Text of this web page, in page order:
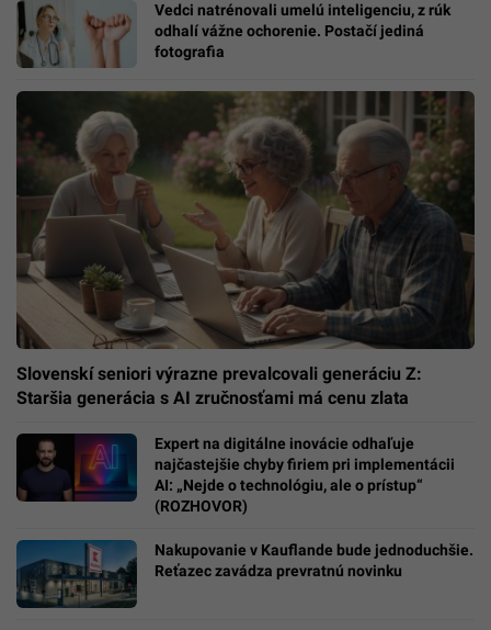
Vedci natrénovali umelú inteligenciu, z rúk
odhalí vážne ochorenie. Postačí jediná
fotografia
Slovenskí seniori výrazne prevalcovali generáciu Z:
Staršia generácia s AI zručnosťami má cenu zlata
Expert na digitálne inovácie odhaľuje
najčastejšie chyby firiem pri implementácii
AI: „Nejde o technológiu, ale o prístup“
(ROZHOVOR)
Nakupovanie v Kauflande bude jednoduchšie.
Reťazec zavádza prevratnú novinku